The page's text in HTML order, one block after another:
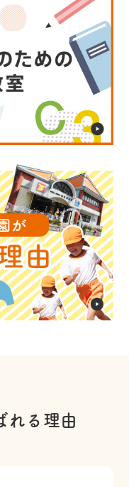
れる理由